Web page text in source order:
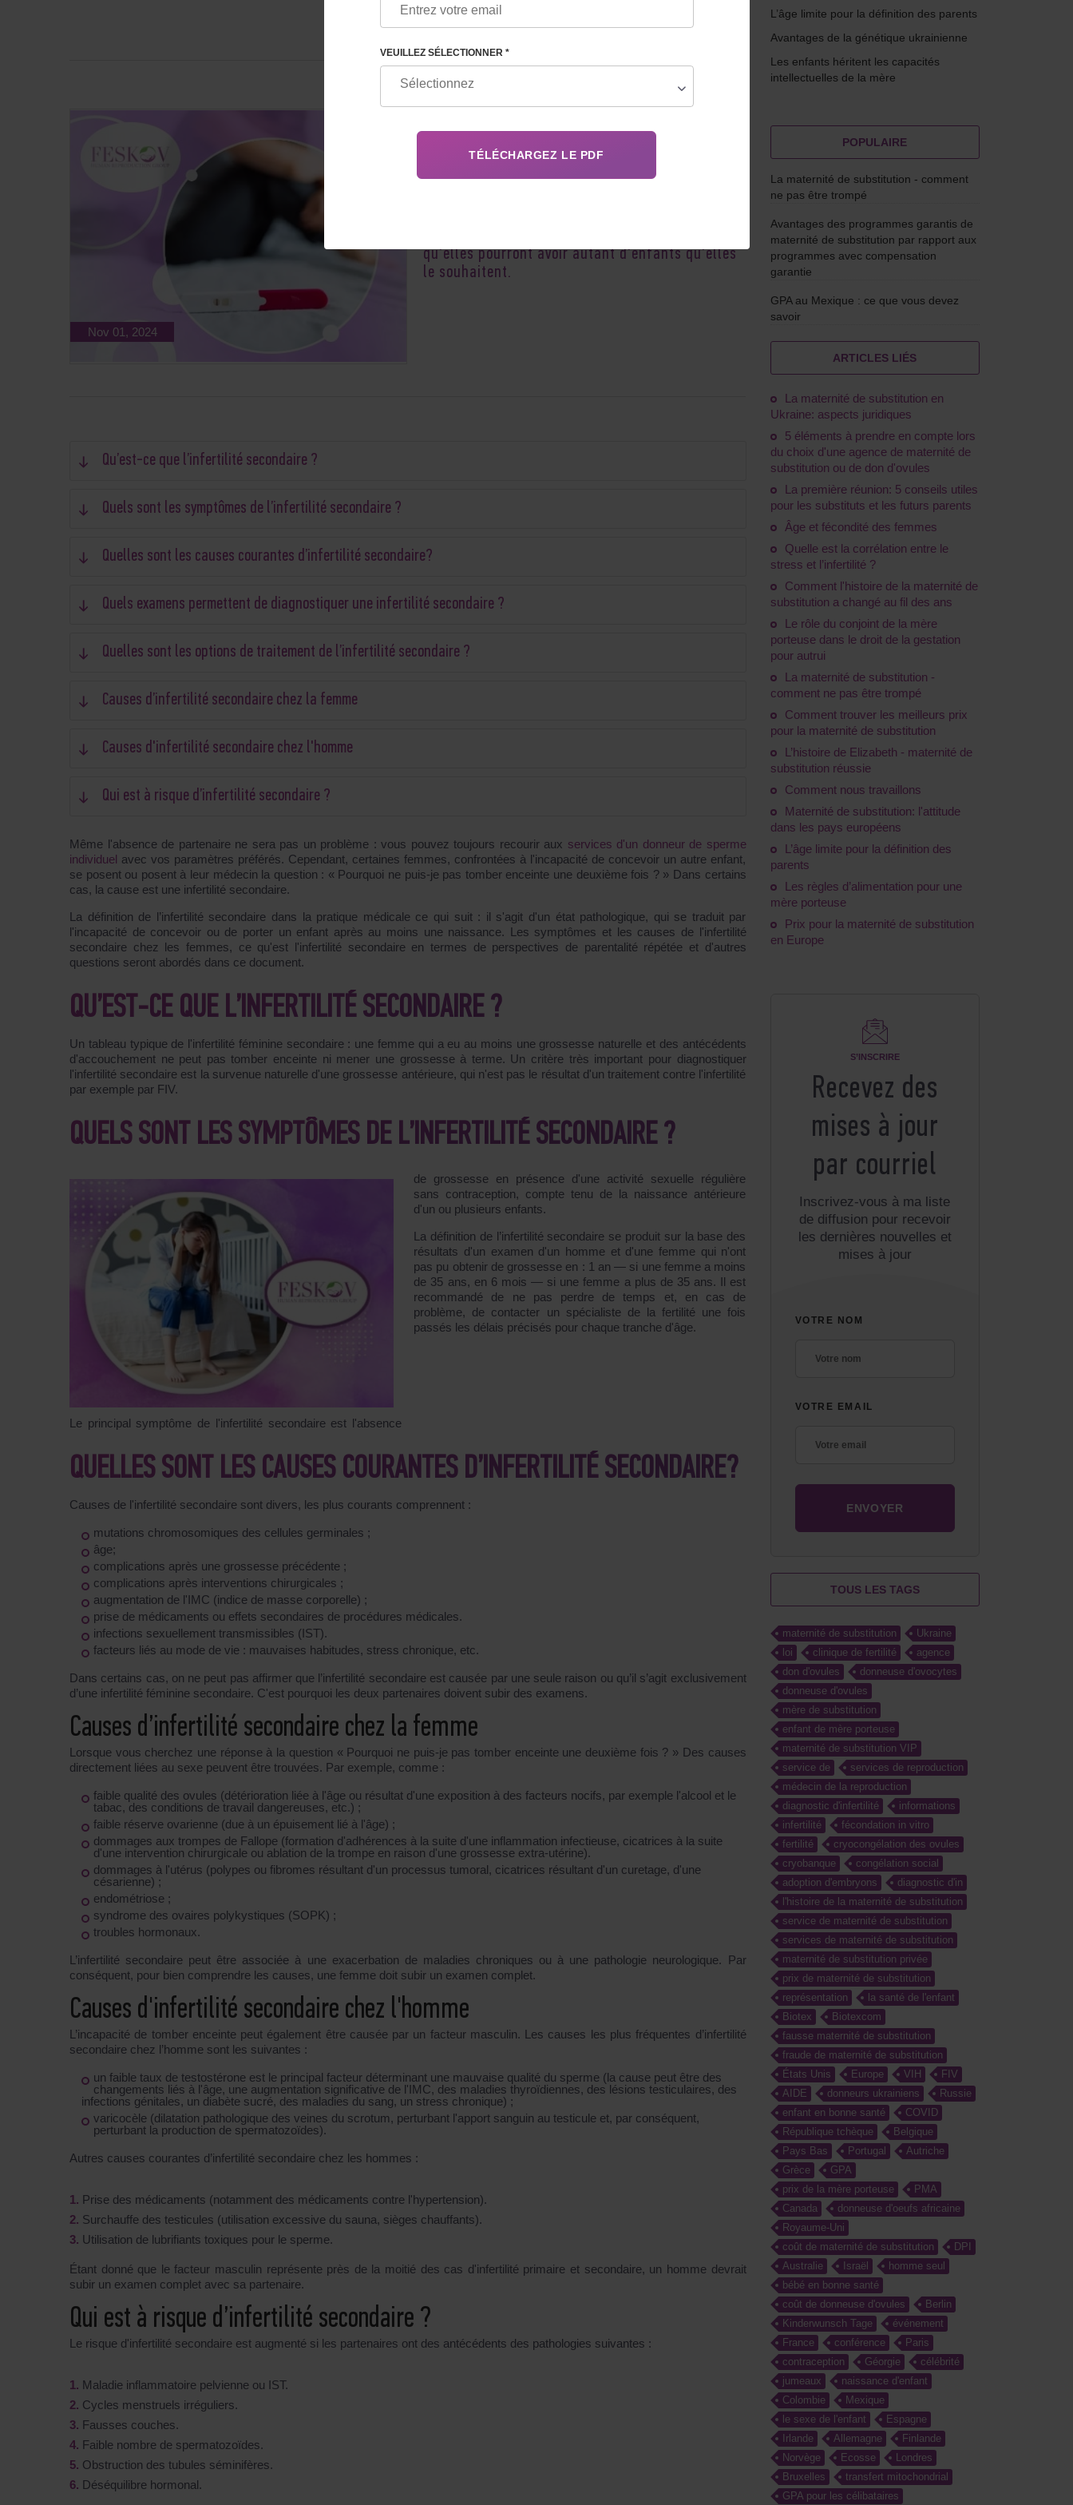
Nov 01, 2024
qu'elles pourront avoir autant d'enfants qu'elles
le souhaitent.
Qu’est-ce que l’infertilité secondaire ?
Quels sont les symptômes de l’infertilité secondaire ?
Quelles sont les causes courantes d’infertilité secondaire ?
Quels examens permettent de diagnostiquer une infertilité secondaire ?
Quelles sont les options de traitement de l’infertilité secondaire ?
Causes d’infertilité secondaire chez la femme
Causes d'infertilité secondaire chez l'homme
Qui est à risque d’infertilité secondaire ?
Même l'absence de partenaire ne sera pas un problème : vous pouvez toujours recourir aux services d'un donneur de sperme
individuel avec vos paramètres préférés. Cependant, certaines femmes, confrontées à l'incapacité de concevoir un autre enfant,
se posent ou posent à leur médecin la question : « Pourquoi ne puis-je pas tomber enceinte une deuxième fois ? » Dans certains
cas, la cause est une infertilité secondaire.
La définition de l’infertilité secondaire dans la pratique médicale ce qui suit : il s'agit d'un état pathologique, qui se traduit par
l'incapacité de concevoir ou de porter un enfant après au moins une naissance. Les symptômes et les causes de l'infertilité
secondaire chez les femmes, ce qu'est l'infertilité secondaire en termes de perspectives de parentalité répétée et d'autres
questions seront abordés dans ce document.
QU’EST-CE QUE L’INFERTILITÉ SECONDAIRE ?
Un tableau typique de l'infertilité féminine secondaire : une femme qui a eu au moins une grossesse naturelle et des antécédents
d'accouchement ne peut pas tomber enceinte ni mener une grossesse à terme. Un critère très important pour diagnostiquer
l'infertilité secondaire est la survenue naturelle d'une grossesse antérieure, qui n'est pas le résultat d'un traitement contre l'infertilité
par exemple par FIV.
QUELS SONT LES SYMPTÔMES DE L’INFERTILITÉ SECONDAIRE ?
Le principal symptôme de l'infertilité secondaire est l'absence
de grossesse en présence d'une activité sexuelle régulière
sans contraception, compte tenu de la naissance antérieure
d'un ou plusieurs enfants.
La définition de l’infertilité secondaire se produit sur la base des
résultats d'un examen d'un homme et d'une femme qui n'ont
pas pu obtenir de grossesse en : 1 an ― si une femme a moins
de 35 ans, en 6 mois ― si une femme a plus de 35 ans. Il est
recommandé de ne pas perdre de temps et, en cas de
problème, de contacter un spécialiste de la fertilité une fois
passés les délais précisés pour chaque tranche d'âge.
QUELLES SONT LES CAUSES COURANTES D’INFERTILITÉ SECONDAIRE ?
Causes de l'infertilité secondaire sont divers, les plus courants comprennent :
mutations chromosomiques des cellules germinales ;
âge;
complications après une grossesse précédente ;
complications après interventions chirurgicales ;
augmentation de l'IMC (indice de masse corporelle) ;
prise de médicaments ou effets secondaires de procédures médicales.
infections sexuellement transmissibles (IST).
facteurs liés au mode de vie : mauvaises habitudes, stress chronique, etc.
Dans certains cas, on ne peut pas affirmer que l’infertilité secondaire est causée par une seule raison ou qu’il s’agit exclusivement
d’une infertilité féminine secondaire. C'est pourquoi les deux partenaires doivent subir des examens.
Causes d’infertilité secondaire chez la femme
Lorsque vous cherchez une réponse à la question « Pourquoi ne puis-je pas tomber enceinte une deuxième fois ? » Des causes
directement liées au sexe peuvent être trouvées. Par exemple, comme :
faible qualité des ovules (détérioration liée à l'âge ou résultat d'une exposition à des facteurs nocifs, par exemple l'alcool et le
tabac, des conditions de travail dangereuses, etc.) ;
faible réserve ovarienne (due à un épuisement lié à l'âge) ;
dommages aux trompes de Fallope (formation d'adhérences à la suite d'une inflammation infectieuse, cicatrices à la suite
d'une intervention chirurgicale ou ablation de la trompe en raison d'une grossesse extra-utérine).
dommages à l'utérus (polypes ou fibromes résultant d'un processus tumoral, cicatrices résultant d'un curetage, d'une
césarienne) ;
endométriose ;
syndrome des ovaires polykystiques (SOPK) ;
troubles hormonaux.
L’infertilité secondaire peut être associée à une exacerbation de maladies chroniques ou à une pathologie neurologique. Par
conséquent, pour bien comprendre les causes, une femme doit subir un examen complet.
Causes d'infertilité secondaire chez l'homme
L’incapacité de tomber enceinte peut également être causée par un facteur masculin. Les causes les plus fréquentes d’infertilité
secondaire chez l’homme sont les suivantes :
un faible taux de testostérone est le principal facteur déterminant une mauvaise qualité du sperme (la cause peut être des
changements liés à l'âge, une augmentation significative de l'IMC, des maladies thyroïdiennes, des lésions testiculaires, des
infections génitales, un diabète sucré, des maladies du sang, un stress chronique) ;
varicocèle (dilatation pathologique des veines du scrotum, perturbant l'apport sanguin au testicule et, par conséquent,
perturbant la production de spermatozoïdes).
Autres causes courantes d’infertilité secondaire chez les hommes :
Prise des médicaments (notamment des médicaments contre l'hypertension).
Surchauffe des testicules (utilisation excessive du sauna, sièges chauffants).
Utilisation de lubrifiants toxiques pour le sperme.
Étant donné que le facteur masculin représente près de la moitié des cas d'infertilité primaire et secondaire, un homme devrait
subir un examen complet avec sa partenaire.
Qui est à risque d’infertilité secondaire ?
Le risque d'infertilité secondaire est augmenté si les partenaires ont des antécédents des pathologies suivantes :
Maladie inflammatoire pelvienne ou IST.
Cycles menstruels irréguliers.
Fausses couches.
Faible nombre de spermatozoïdes.
Obstruction des tubules séminifères.
Déséquilibre hormonal.
L’âge limite pour la définition des parents
Avantages de la génétique ukrainienne
Les enfants héritent les capacités
intellectuelles de la mère
POPULAIRE
La maternité de substitution - comment
ne pas être trompé
Avantages des programmes garantis de
maternité de substitution par rapport aux
programmes avec compensation
garantie
GPA au Mexique : ce que vous devez
savoir
ARTICLES LIÉS
La maternité de substitution en
Ukraine: aspects juridiques
5 éléments à prendre en compte lors
du choix d'une agence de maternité de
substitution ou de don d'ovules
La première réunion: 5 conseils utiles
pour les substituts et les futurs parents
Âge et fécondité des femmes
Quelle est la corrélation entre le
stress et l’infertilité ?
Comment l'histoire de la maternité de
substitution a changé au fil des ans
Le rôle du conjoint de la mère
porteuse dans le droit de la gestation
pour autrui
La maternité de substitution -
comment ne pas être trompé
Comment trouver les meilleurs prix
pour la maternité de substitution
L’histoire de Elizabeth - maternité de
substitution réussie
Comment nous travaillons
Maternité de substitution: l'attitude
dans les pays européens
L’âge limite pour la définition des
parents
Les règles d’alimentation pour une
mère porteuse
Prix pour la maternité de substitution
en Europe
S’INSCRIRE
Recevez des
mises à jour
par courriel
Inscrivez-vous à ma liste
de diffusion pour recevoir
les dernières nouvelles et
mises à jour
VOTRE NOM
VOTRE EMAIL
TOUS LES TAGS
maternité de substitution
Ukraine
loi
clinique de fertilité
agence
don d'ovules
donneuse d'ovocytes
donneuse d'ovules
mère de substitution
enfant de mère porteuse
maternité de substitution VIP
service de
services de reproduction
médecin de la reproduction
diagnostic d'infertilité
informations
infertilité
fécondation in vitro
fertilité
cryocongélation des ovules
cryobanque
congélation social
adoption d'embryons
diagnostic d'in
l'histoire de la maternité de substitution
service de maternité de substitution
services de maternité de substitution
maternité de substitution privée
prix de maternité de substitution
représentation
la santé de l'enfant
Biotex
Biotexcom
fausse maternité de substitution
fraude de maternité de substitution
États Unis
Europe VIH
FIV
AIDE
donneurs ukrainiens
Russie
enfant en bonne santé
COVID
République tchèque
Belgique
Pays Bas
Portugal
Autriche
Grèce
GPA
prix de la mère porteuse
PMA
Canada
donneuse d'oeufs africaine
Royaume-Uni
coût de maternité de substitution
DPI
Australie
Israël
homme seul
bébé en bonne santé
coût de donneuse d'ovules
Berlin
Kinderwunsch Tage
événement
France
conférence
Paris
contraception
Géorgie
célébrité
jumeaux
naissance d'enfant
Colombie
Mexique
le sexe de l'enfant
Espagne
Irlande
Allemagne
Finlande
Norvège
Ecosse
Londres
Bruxelles
transfert mitochondrial
GPA pour les célibataires
VEUILLEZ SÉLECTIONNER *